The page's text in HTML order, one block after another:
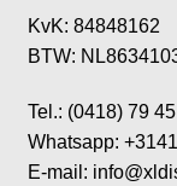
KvK: 84848162
BTW:
Tel.: (0418) 79
Whatsapp:
E-mail: